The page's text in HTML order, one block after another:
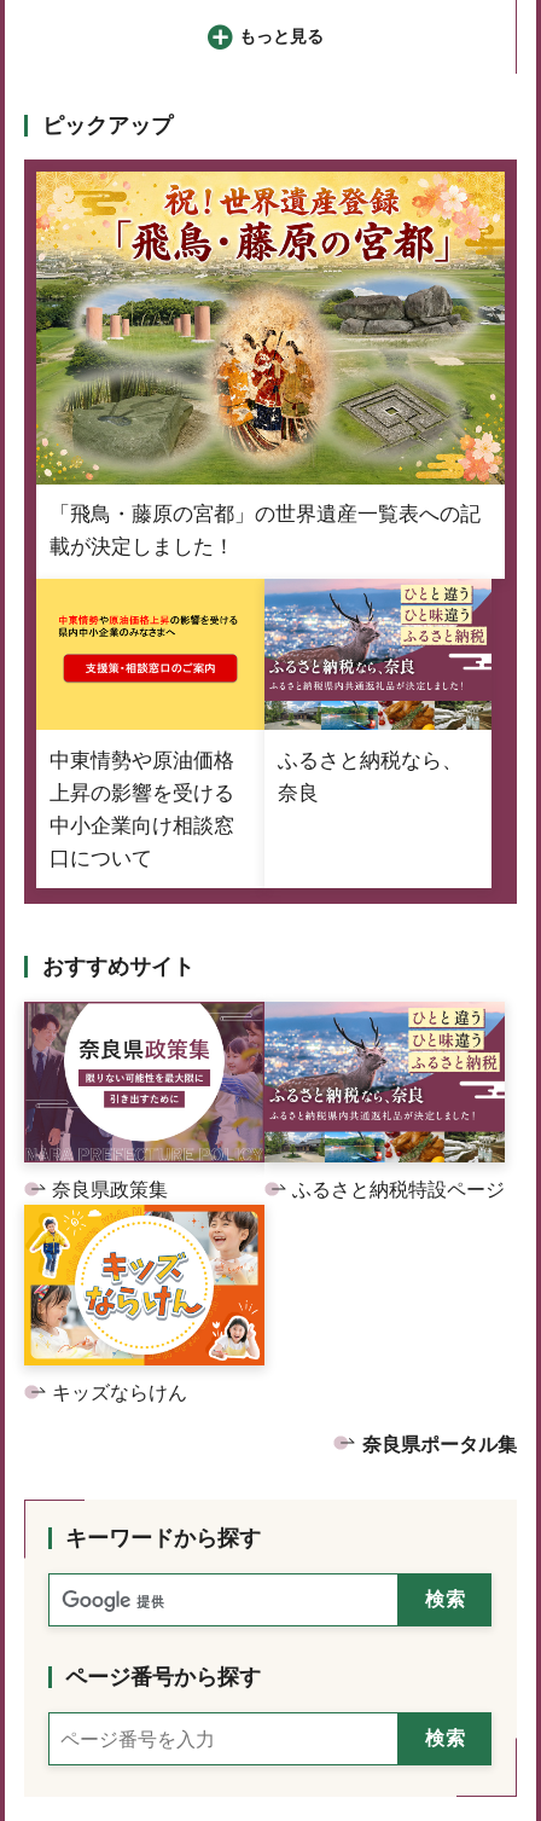
もっと見る
ピックアップ
「飛鳥・藤原の宮都」の世界遺産一覧表への記
載が決定しました！
中東情勢や原油価格
上昇の影響を受ける
中小企業向け相談窓
口について
ふるさと納税なら、
奈良
おすすめサイト
奈良県政策集 ふるさと納税特設ページ
キッズならけん
奈良県ポータル集
キーワードから探す
ページ番号から探す